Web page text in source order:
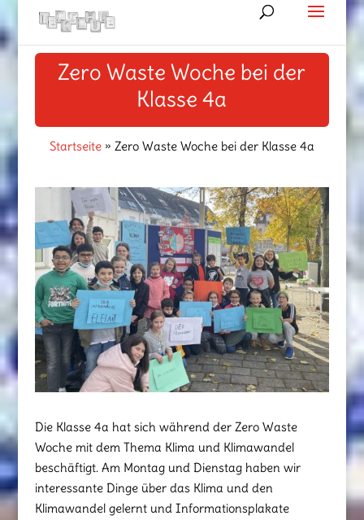
Zero Waste Woche bei der
Klasse 4a
Startseite» Zero Waste Woche bei der Klasse 4a
Die Klasse 4a hat sich während der Zero Waste
Woche mit dem Thema Klima und Klimawandel
beschäftigt. Am Montag und Dienstag haben wir
interessante Dinge über das Klima und den
Klimawandel gelernt und Informationsplakate